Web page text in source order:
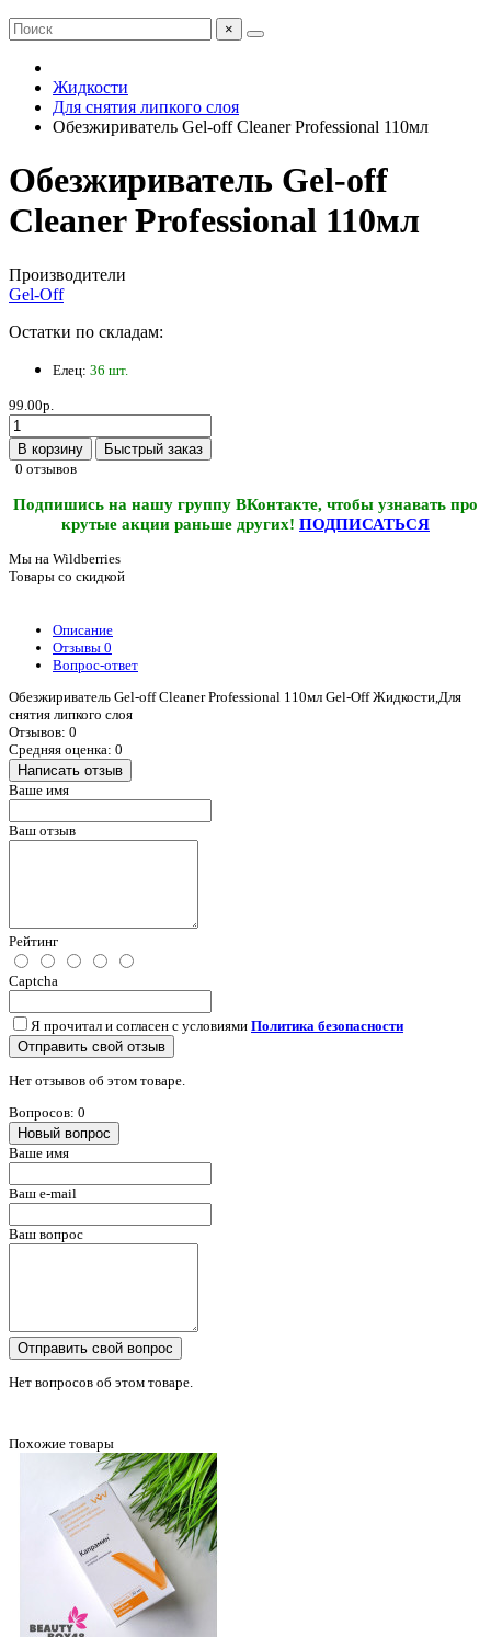
×
Жидкости
Для снятия липкого слоя
Обезжириватель Gel-off Cleaner Professional 110мл
Обезжириватель Gel-off
Cleaner Professional 110мл
Производители
Gel-Off
Остатки по складам:
Елец: 36 шт.
99.00р.
В корзину
Быстрый заказ
0 отзывов
Подпишись на нашу группу ВКонтакте, чтобы узнавать про
крутые акции раньше других! ПОДПИСАТЬСЯ
Мы на Wildberries
Товары со скидкой
Описание
Отзывы 0
Вопрос-ответ
Обезжириватель Gel-off Cleaner Professional 110мл Gel-Off Жидкости,Для
снятия липкого слоя
Отзывов: 0
Средняя оценка: 0
Написать отзыв
Ваше имя
Ваш отзыв
Рейтинг
Captcha
Я прочитал и согласен с условиями Политика безопасности
Отправить свой отзыв
Нет отзывов об этом товаре.
Вопросов: 0
Новый вопрос
Ваше имя
Ваш e-mail
Ваш вопрос
Отправить свой вопрос
Нет вопросов об этом товаре.
Похожие товары